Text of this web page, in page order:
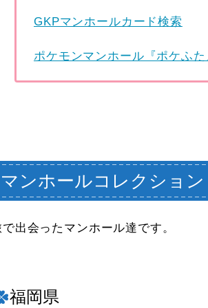
GKPマンホールカード検索
ポケモンマンホール『ポケふ
マンホールコレクション
出会ったマンホール達です。
福岡県